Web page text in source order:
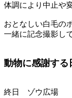
体調により中止や
おとなしい白毛の
一緒に記念撮影し
動物に感謝する
終日 ゾウ広場